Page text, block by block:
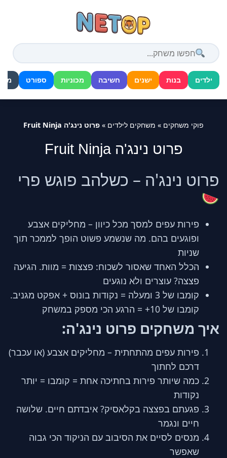
ילדים בנות ישנים חשיבה מכוניות ספורט
פוקי משחקים » משחקים לילדים » פרוט נינג'ה Fruit Ninja
פרוט נינג'ה Fruit Ninja
פרוט נינג'ה – כשלהב פוגש פרי
פירות עפים למסך מכל כיוון – מחליקים אצבע
ופוגעים בהם. מה שנשמע פשוט הופך לממכר תוך
שניות
הכלל האחד שאסור לשכוח: פצצות = מוות. הגיעה
פצצה? עוצרים ולא נוגעים
קומבו של 3 ומעלה = נקודות בונוס + אפקט מגניב.
קומבו של 10+ = הרגע הכי מספק במשחק
איך משחקים פרוט נינג'ה:
פירות עפים מהתחתית – מחליקים אצבע (או עכבר)
דרכם לחתוך
כמה שיותר פירות בחתיכה אחת = קומבו = יותר
נקודות
פגעתם בפצצה בקלאסיק? איבדתם חיים. שלושה
חיים ונגמר
מנסים לסיים את הסיבוב עם הניקוד הכי גבוה
שאפשר